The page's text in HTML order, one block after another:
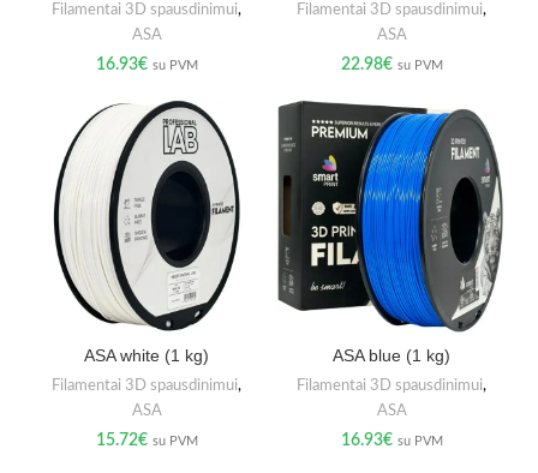
Filamentai 3D spausdinimui,
ASA
16.93€ su PVM
Filamentai 3D spausdinimui,
ASA
22.98€ su PVM
ASA white (1 kg)
Filamentai 3D spausdinimui,
ASA
15.72€ su PVM
ASA blue (1 kg)
Filamentai 3D spausdinimui,
ASA
16.93€ su PVM